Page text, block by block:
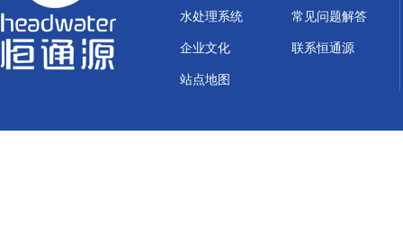
水处理系统 常见问题解答
企业文化 联系恒通源
站点地图